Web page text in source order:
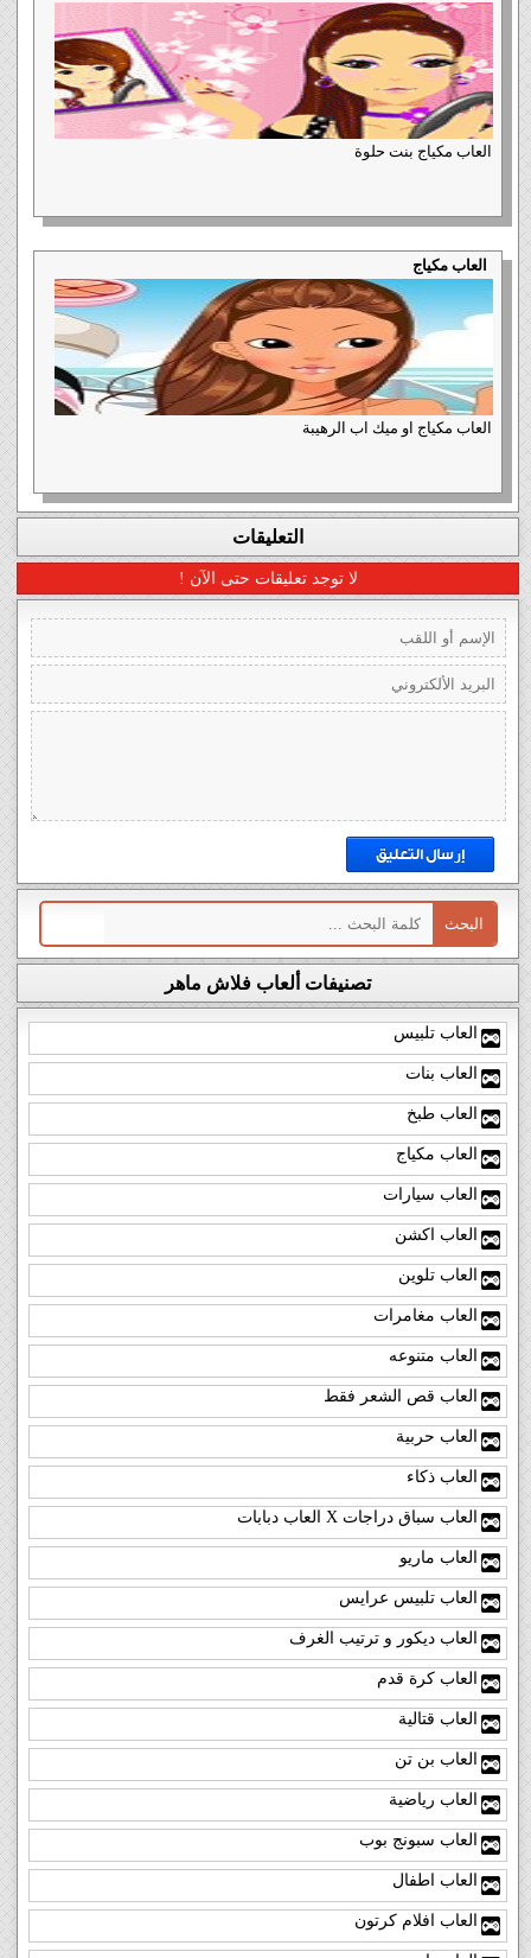
العاب مكياج بنت حلوة
العاب مكياج
العاب مكياج او ميك اب الرهيبة
التعليقات
لا توجد تعليقات حتى الآن !
تصنيفات ألعاب فلاش ماهر
العاب تلبيس
العاب بنات
العاب طبخ
العاب مكياج
العاب سيارات
العاب اكشن
العاب تلوين
العاب مغامرات
العاب متنوعه
العاب قص الشعر فقط
العاب حربية
العاب ذكاء
العاب سباق دراجات X العاب دبابات
العاب ماريو
العاب تلبيس عرايس
العاب ديكور و ترتيب الغرف
العاب كرة قدم
العاب قتالية
العاب بن تن
العاب رياضية
العاب سبونج بوب
العاب اطفال
العاب افلام كرتون